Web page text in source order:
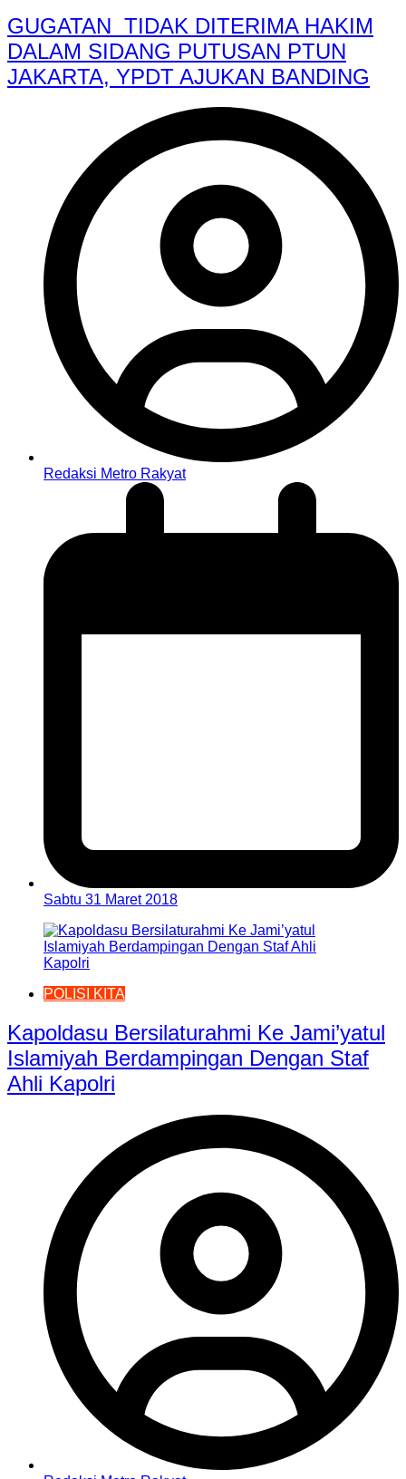
GUGATAN TIDAK DITERIMA HAKIM
DALAM SIDANG PUTUSAN PTUN
JAKARTA, YPDT AJUKAN BANDING
Redaksi Metro Rakyat
Sabtu 31 Maret 2018
POLISI KITA
Kapoldasu Bersilaturahmi Ke Jami’yatul
Islamiyah Berdampingan Dengan Staf
Ahli Kapolri